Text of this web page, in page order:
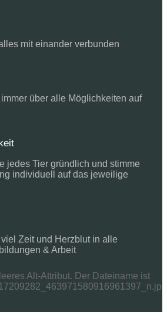
mit einander verbunden
immer über alle Möglichkeiten auf
jedes Tier gründlich und stimme
individuell auf das jeweilige
viel Zeit und Herzblut in alle
& Arbeit